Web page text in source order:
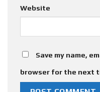
Website
Save my name,
browser for the next